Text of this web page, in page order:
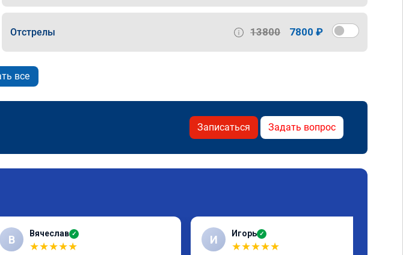
Отстрелы 13800 7800 ₽
все
Записаться Задать вопрос
В Вячеслав ✓
★★★★★
И Игорь ✓
★★★★★